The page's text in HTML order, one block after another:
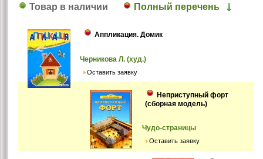
Товар в наличии Полный перечень
Аппликация. Домик
Черникова Л. (худ.)
Оставить заявку
Неприступный форт
(сборная модель)
Чудо-страницы
Оставить заявку